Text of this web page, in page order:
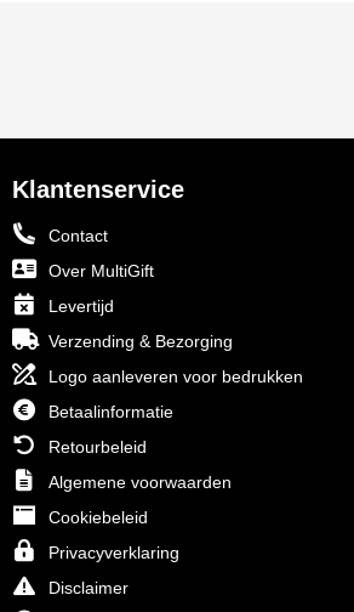
Klantenservice
Contact
Over MultiGift
Levertijd
Verzending & Bezorging
Logo aanleveren voor bedrukken
Betaalinformatie
Retourbeleid
Algemene voorwaarden
Cookiebeleid
Privacyverklaring
Disclaimer